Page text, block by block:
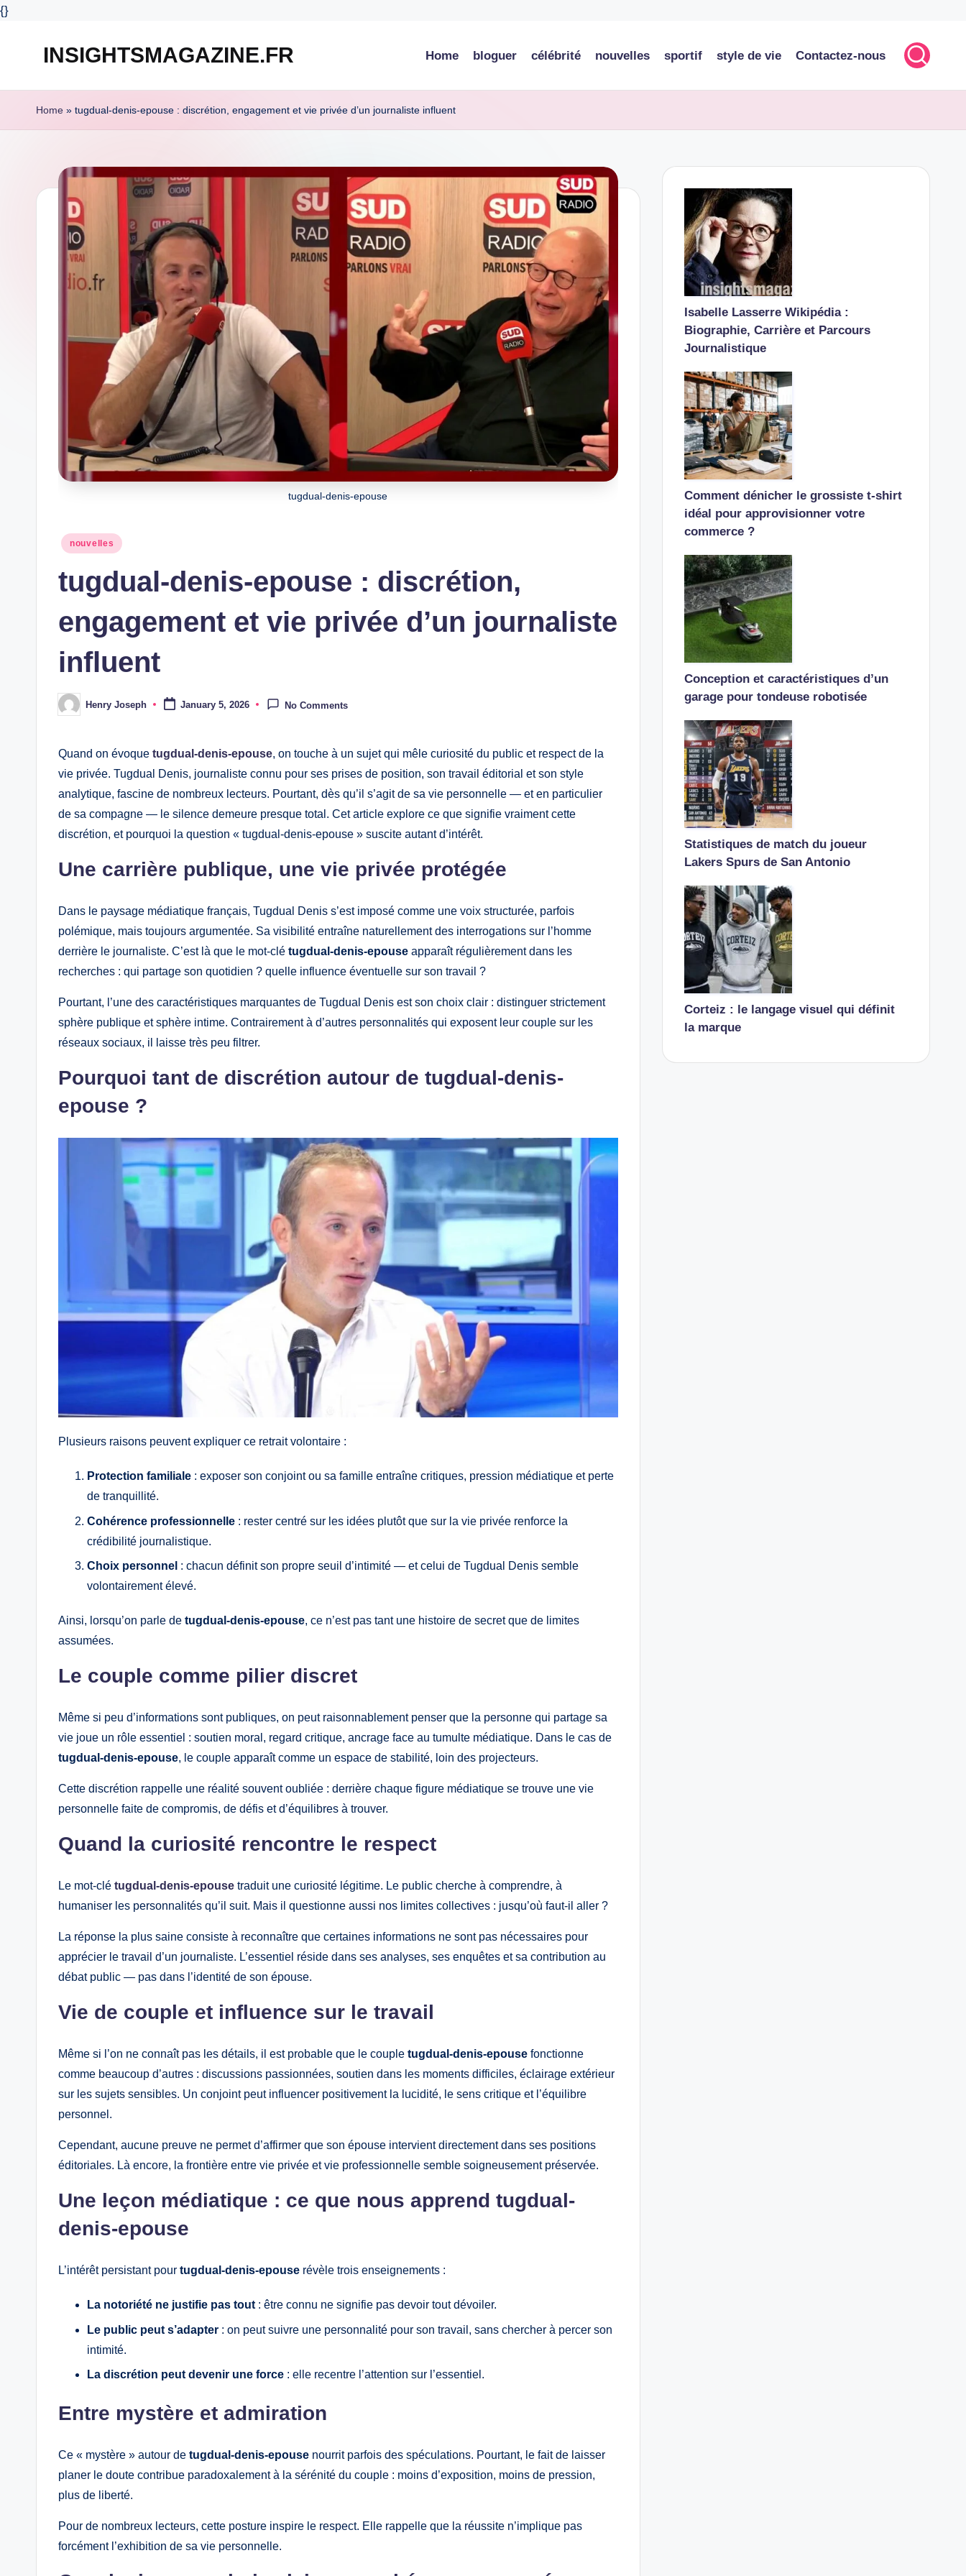
{}
INSIGHTSMAGAZINE.FR Home bloguer célébrité nouvelles sportif style de vie Contactez-nous
Home » tugdual-denis-epouse : discrétion, engagement et vie privée d’un journaliste influent
tugdual-denis-epouse
Posted
nouvelles
tugdual-denis-epouse : discrétion,
engagement et vie privée d’un journaliste
influent
Posted
by
Henry Joseph January 5, 2026 No Comments
Quand on évoque tugdual-denis-epouse, on touche à un sujet qui mêle curiosité du public et respect de la
vie privée. Tugdual Denis, journaliste connu pour ses prises de position, son travail éditorial et son style
analytique, fascine de nombreux lecteurs. Pourtant, dès qu’il s’agit de sa vie personnelle — et en particulier
de sa compagne — le silence demeure presque total. Cet article explore ce que signifie vraiment cette
discrétion, et pourquoi la question « tugdual-denis-epouse » suscite autant d’intérêt.
Une carrière publique, une vie privée protégée
Dans le paysage médiatique français, Tugdual Denis s’est imposé comme une voix structurée, parfois
polémique, mais toujours argumentée. Sa visibilité entraîne naturellement des interrogations sur l’homme
derrière le journaliste. C’est là que le mot-clé tugdual-denis-epouse apparaît régulièrement dans les
recherches : qui partage son quotidien ? quelle influence éventuelle sur son travail ?
Pourtant, l’une des caractéristiques marquantes de Tugdual Denis est son choix clair : distinguer strictement
sphère publique et sphère intime. Contrairement à d’autres personnalités qui exposent leur couple sur les
réseaux sociaux, il laisse très peu filtrer.
Pourquoi tant de discrétion autour de tugdual-denis-
epouse ?
Plusieurs raisons peuvent expliquer ce retrait volontaire :
Protection familiale : exposer son conjoint ou sa famille entraîne critiques, pression médiatique et perte
de tranquillité.
Cohérence professionnelle : rester centré sur les idées plutôt que sur la vie privée renforce la
crédibilité journalistique.
Choix personnel : chacun définit son propre seuil d’intimité — et celui de Tugdual Denis semble
volontairement élevé.
Ainsi, lorsqu’on parle de tugdual-denis-epouse, ce n’est pas tant une histoire de secret que de limites
assumées.
Le couple comme pilier discret
Même si peu d’informations sont publiques, on peut raisonnablement penser que la personne qui partage sa
vie joue un rôle essentiel : soutien moral, regard critique, ancrage face au tumulte médiatique. Dans le cas de
tugdual-denis-epouse, le couple apparaît comme un espace de stabilité, loin des projecteurs.
Cette discrétion rappelle une réalité souvent oubliée : derrière chaque figure médiatique se trouve une vie
personnelle faite de compromis, de défis et d’équilibres à trouver.
Quand la curiosité rencontre le respect
Le mot-clé tugdual-denis-epouse traduit une curiosité légitime. Le public cherche à comprendre, à
humaniser les personnalités qu’il suit. Mais il questionne aussi nos limites collectives : jusqu’où faut-il aller ?
La réponse la plus saine consiste à reconnaître que certaines informations ne sont pas nécessaires pour
apprécier le travail d’un journaliste. L’essentiel réside dans ses analyses, ses enquêtes et sa contribution au
débat public — pas dans l’identité de son épouse.
Vie de couple et influence sur le travail
Même si l’on ne connaît pas les détails, il est probable que le couple tugdual-denis-epouse fonctionne
comme beaucoup d’autres : discussions passionnées, soutien dans les moments difficiles, éclairage extérieur
sur les sujets sensibles. Un conjoint peut influencer positivement la lucidité, le sens critique et l’équilibre
personnel.
Cependant, aucune preuve ne permet d’affirmer que son épouse intervient directement dans ses positions
éditoriales. Là encore, la frontière entre vie privée et vie professionnelle semble soigneusement préservée.
Une leçon médiatique : ce que nous apprend tugdual-
denis-epouse
L’intérêt persistant pour tugdual-denis-epouse révèle trois enseignements :
La notoriété ne justifie pas tout : être connu ne signifie pas devoir tout dévoiler.
Le public peut s’adapter : on peut suivre une personnalité pour son travail, sans chercher à percer son
intimité.
La discrétion peut devenir une force : elle recentre l’attention sur l’essentiel.
Entre mystère et admiration
Ce « mystère » autour de tugdual-denis-epouse nourrit parfois des spéculations. Pourtant, le fait de laisser
planer le doute contribue paradoxalement à la sérénité du couple : moins d’exposition, moins de pression,
plus de liberté.
Pour de nombreux lecteurs, cette posture inspire le respect. Elle rappelle que la réussite n’implique pas
forcément l’exhibition de sa vie personnelle.
Isabelle Lasserre Wikipédia :
Biographie, Carrière et Parcours
Journalistique
Comment dénicher le grossiste t-shirt
idéal pour approvisionner votre
commerce ?
Conception et caractéristiques d’un
garage pour tondeuse robotisée
Statistiques de match du joueur
Lakers Spurs de San Antonio
Corteiz : le langage visuel qui définit
la marque